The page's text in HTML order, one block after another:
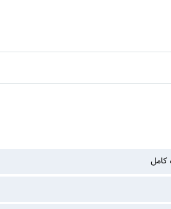
کامل